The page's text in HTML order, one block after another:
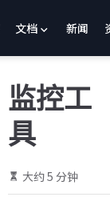
文档 新闻
监控工
具
大约 5 分钟